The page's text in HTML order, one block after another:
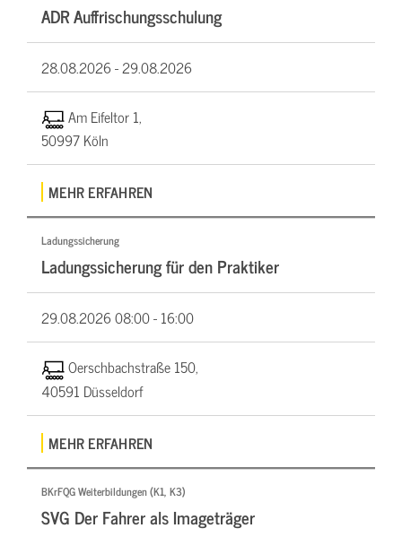
ADR Auffrischungsschulung
28.08.2026 -29.08.2026
Am Eifeltor 1,
50997 Köln
MEHR ERFAHREN
Ladungssicherung
Ladungssicherung für den Praktiker
29.08.202608:00 - 16:00
Oerschbachstraße 150,
40591 Düsseldorf
MEHR ERFAHREN
BKrFQG Weiterbildungen (K1, K3)
SVG Der Fahrer als Imageträger